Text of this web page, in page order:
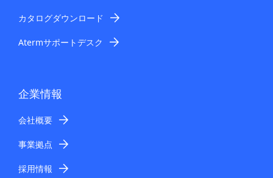
カタログダウンロード
Atermサポートデスク
企業情報
会社概要
事業拠点
採用情報